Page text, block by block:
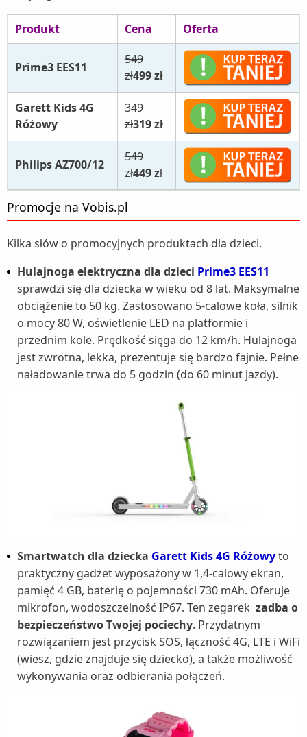
Produkt Cena Oferta
Prime3 EES11
549
zł499 zł
Garett Kids 4G
Różowy
349
zł319 zł
Philips AZ700/12
549
zł449 zł
Promocje na Vobis.pl
Kilka słów o promocyjnych produktach dla dzieci.
Hulajnoga elektryczna dla dzieci Prime3 EES11
sprawdzi się dla dziecka w wieku od 8 lat. Maksymalne
obciążenie to 50 kg. Zastosowano 5-calowe koła, silnik
o mocy 80 W, oświetlenie LED na platformie i
przednim kole. Prędkość sięga do 12 km/h. Hulajnoga
jest zwrotna, lekka, prezentuje się bardzo fajnie. Pełne
naładowanie trwa do 5 godzin (do 60 minut jazdy).
Smartwatch dla dziecka Garett Kids 4G Różowyto
praktyczny gadżet wyposażony w 1,4-calowy ekran,
pamięć 4 GB, baterię o pojemności 730 mAh. Oferuje
mikrofon, wodoszczelność IP67. Ten zegarek zadba o
bezpieczeństwo Twojej pociechy. Przydatnym
rozwiązaniem jest przycisk SOS, łączność 4G, LTE i WiFi
(wiesz, gdzie znajduje się dziecko), a także możliwość
wykonywania oraz odbierania połączeń.